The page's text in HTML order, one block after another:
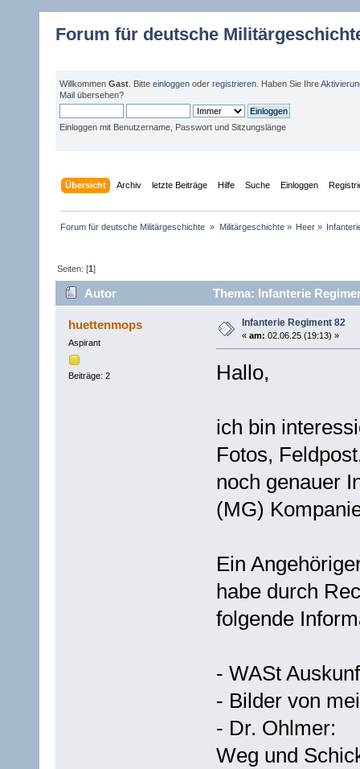
Forum für deutsche
Willkommen Gast . Bitte einloggen oder registrieren . Haben Sie Ihre
Mail übersehen?
Einloggen mit Benutzername, Passwort und Sitzungslänge
Übersicht Archiv letzte Beiträge Hilfe Suche Einloggen
Forum für deutsche Militärgeschichte » Militärgeschichte» Heer»
Seiten: [1]
Autor Thema: Infanterie
huettenmops
Aspirant
Beiträge: 2
Infanterie Regiment 82
« am: 02.06.25 (19:13) »
Hallo,
ich bin
Fotos,
noch genauer
(MG)
Ein
habe durch
folgende
- WASt
- Bilder von
- Dr. Ohlmer:
Weg und